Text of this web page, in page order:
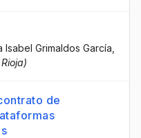
Isabel Grimaldos García
de